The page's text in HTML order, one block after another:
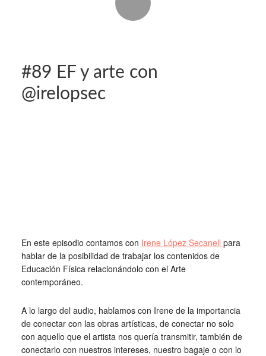
#89 EF y arte con
@irelopsec
En este episodio contamos con Irene López Secanell para
hablar de la posibilidad de trabajar los contenidos de
Educación Física relacionándolo con el Arte
contemporáneo.
A lo largo del audio, hablamos con Irene de la importancia
de conectar con las obras artísticas, de conectar no solo
con aquello que el artista nos quería transmitir, también de
conectarlo con nuestros intereses, nuestro bagaje o con lo